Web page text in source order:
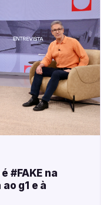
#FAKE na
g1 e à